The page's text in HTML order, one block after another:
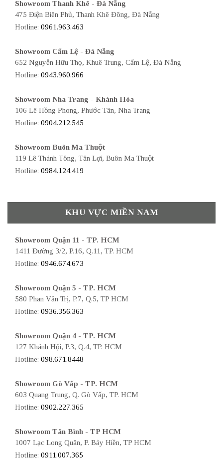
Showroom Thanh Khê - Đà Nẵng
475 Điện Biên Phủ, Thanh Khê Đông, Đà Nẵng
Hotline: 0961.963.463
Showroom Cẩm Lệ - Đà Nẵng
652 Nguyễn Hữu Thọ, Khuê Trung, Cẩm Lệ, Đà Nẵng
Hotline: 0943.960.966
Showroom Nha Trang - Khánh Hòa
106 Lê Hồng Phong, Phước Tân, Nha Trang
Hotline: 0904.212.545
Showroom Buôn Ma Thuột
119 Lê Thánh Tông, Tân Lợi, Buôn Ma Thuột
Hotline: 0984.124.419
KHU VỰC MIỀN NAM
Showroom Quận 11 - TP. HCM
1411 Đường 3/2, P.16, Q.11, TP. HCM
Hotline: 0946.674.673
Showroom Quận 5 - TP. HCM
580 Phan Văn Trị, P.7, Q.5, TP HCM
Hotline: 0936.356.363
Showroom Quận 4 - TP. HCM
127 Khánh Hội, P.3, Q.4, TP. HCM
Hotline: 098.671.8448
Showroom Gò Vấp - TP. HCM
603 Quang Trung, Q. Gò Vấp, TP. HCM
Hotline: 0902.227.365
Showroom Tân Bình - TP HCM
1007 Lạc Long Quân, P. Bảy Hiền, TP HCM
Hotline: 0911.007.365